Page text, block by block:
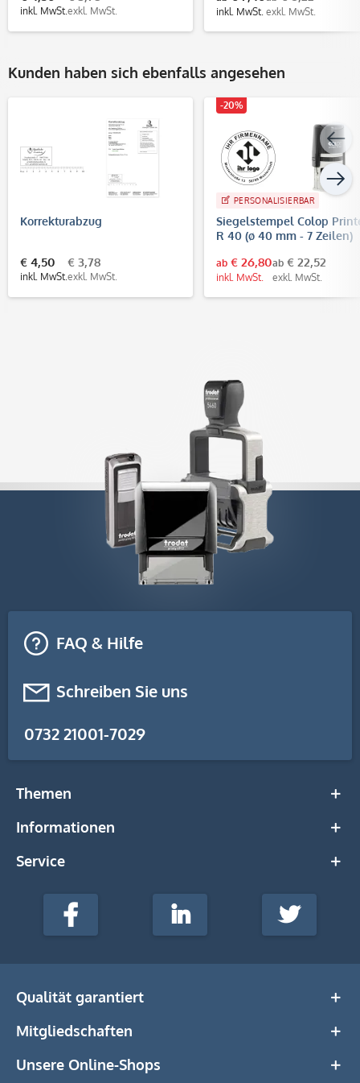
inkl. MwSt. exkl. MwSt. inkl. MwSt. exkl. MwSt.
Kunden haben sich ebenfalls angesehen
Korrekturabzug
€ 4,50
inkl. MwSt.
€ 3,78
exkl. MwSt.
-20%
PERSONALISIERBAR
Siegelstempel Colop
R 40 (ø 40 mm - 7 Zeilen)
ab € 26,80
inkl. MwSt.
ab € 22,52
exkl. MwSt.
FAQ & Hilfe
Schreiben Sie uns
0732 21001-7029
Themen
Informationen
Service
stempel-
Media
Facebook LinkedIn Twitter
Qualität garantiert
Mitgliedschaften
Unsere Online-Shops